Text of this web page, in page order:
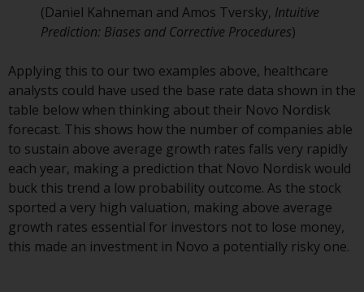
möglicherweise Zugang zu
Informationen über Redwheel
Investmentgesellschaft, die als
„Société d’Investissement à
Capital Variable“ nach
luxemburgischem Recht
gegründet wurde. Die Teilfonds
von Redwheel Funds, auf die auf
der Website verwiesen wird,
werden nur durch den aktuellen
Verkaufsprospekt angeboten. Der
Verkaufsprospekt enthält
(Daniel Kahneman and Amos Tversky, Intuitive
Prediction: Biases and Corrective Procedures)
Applying this to our two examples above, healthcare
analysts could have used the base rate data shown in the
table below when thinking about their Novo Nordisk
forecast. This shows how the number of companies able
to sustain above average growth rates falls very rapidly
each year, making a prediction that Novo Nordisk would
buck this trend a low probability outcome. As the stock
sported a very high valuation, making above average
growth rates essential for investors not to lose money,
this made an investment in Novo a potentially risky one.